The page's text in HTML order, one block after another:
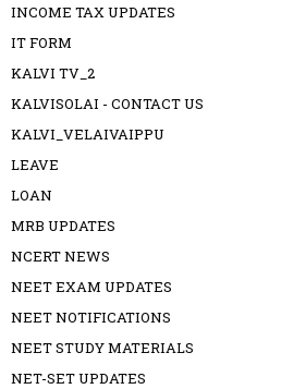
INCOME TAX UPDATES
IT FORM
KALVI TV_2
KALVISOLAI - CONTACT US
KALVI_VELAIVAIPPU
LEAVE
LOAN
MRB UPDATES
NCERT NEWS
NEET EXAM UPDATES
NEET NOTIFICATIONS
NEET STUDY MATERIALS
NET-SET UPDATES